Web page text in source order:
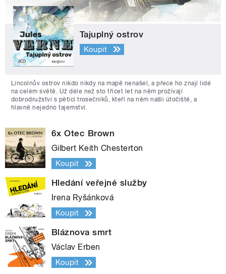
Tajuplný ostrov
Koupit
Lincolnův ostrov nikdo nikdy na mapě nenašel, a přece ho znají lidé
na celém světě. Už déle než sto třicet let na něm prožívají
dobrodružství s pěticí trosečníků, kteří na něm našli útočiště, a
hlavně nejedno tajemství.
6x Otec Brown
Gilbert Keith Chesterton
Koupit
Hledání veřejné služby
Irena Ryšánková
Koupit
Bláznova smrt
Václav Erben
Koupit